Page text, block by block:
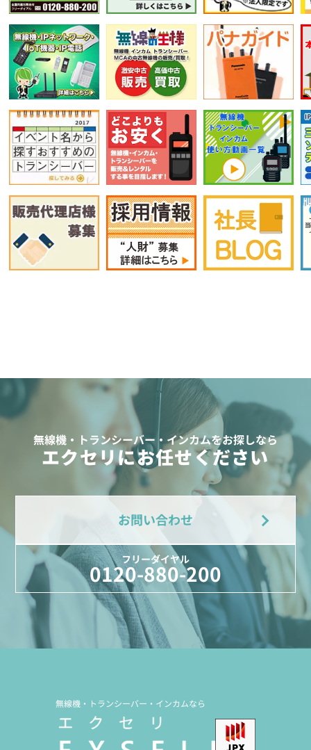
無線機・トランシーバー・インカムをお探しなら
エクセリにお任せください
お問い合わせ
フリーダイヤル
0120-880-200
無線機・トランシーバー・インカムなら